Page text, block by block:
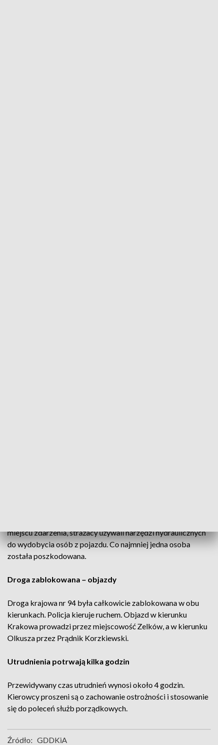
miejscu zdarzenia, strażacy używali narzędzi hydraulicznych
do wydobycia osób z pojazdu. Co najmniej jedna osoba
została poszkodowana.
Droga zablokowana – objazdy
Droga krajowa nr 94 była całkowicie zablokowana w obu
kierunkach. Policja kieruje ruchem. Objazd w kierunku
Krakowa prowadzi przez miejscowość Zelków, a w kierunku
Olkusza przez Prądnik Korzkiewski.
Utrudnienia potrwają kilka godzin
Przewidywany czas utrudnień wynosi około 4 godzin.
Kierowcy proszeni są o zachowanie ostrożności i stosowanie
się do poleceń służb porządkowych.
Źródło: GDDKiA